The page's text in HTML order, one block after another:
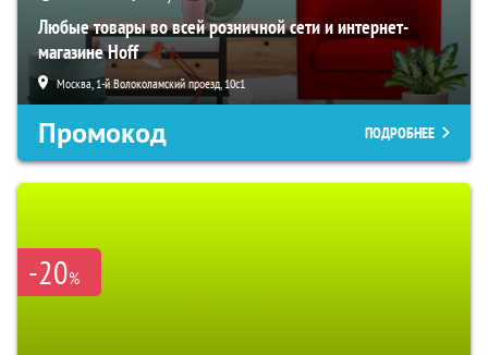
Любые товары во всей розничной сети и интернет-
магазине Hoff
Москва, 1-й Волоколамский проезд, 10с1
Промокод ПОДРОБНЕЕ
-20%